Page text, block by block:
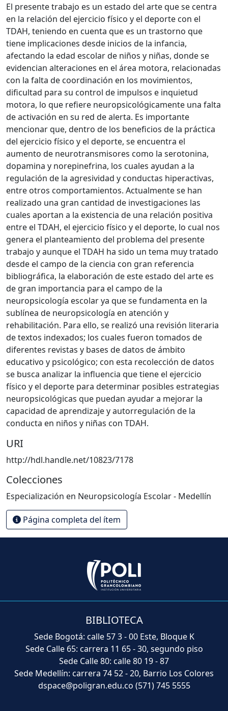
El presente trabajo es un estado del arte que se centra
en la relación del ejercicio físico y el deporte con el
TDAH, teniendo en cuenta que es un trastorno que
tiene implicaciones desde inicios de la infancia,
afectando la edad escolar de niños y niñas, donde se
evidencian alteraciones en el área motora, relacionadas
con la falta de coordinación en los movimientos,
dificultad para su control de impulsos e inquietud
motora, lo que refiere neuropsicológicamente una falta
de activación en su red de alerta. Es importante
mencionar que, dentro de los beneficios de la práctica
del ejercicio físico y el deporte, se encuentra el
aumento de neurotransmisores como la serotonina,
dopamina y norepinefrina, los cuales ayudan a la
regulación de la agresividad y conductas hiperactivas,
entre otros comportamientos. Actualmente se han
realizado una gran cantidad de investigaciones las
cuales aportan a la existencia de una relación positiva
entre el TDAH, el ejercicio físico y el deporte, lo cual nos
genera el planteamiento del problema del presente
trabajo y aunque el TDAH ha sido un tema muy tratado
desde el campo de la ciencia con gran referencia
bibliográfica, la elaboración de este estado del arte es
de gran importancia para el campo de la
neuropsicología escolar ya que se fundamenta en la
sublínea de neuropsicología en atención y
rehabilitación. Para ello, se realizó una revisión literaria
de textos indexados; los cuales fueron tomados de
diferentes revistas y bases de datos de ámbito
educativo y psicológico; con esta recolección de datos
se busca analizar la influencia que tiene el ejercicio
físico y el deporte para determinar posibles estrategias
neuropsicológicas que puedan ayudar a mejorar la
capacidad de aprendizaje y autorregulación de la
conducta en niños y niñas con TDAH.
URI
http://hdl.handle.net/10823/7178
Colecciones
Especialización en Neuropsicología Escolar - Medellín
Página completa del ítem
BIBLIOTECA
Sede Bogotá: calle 57 3 - 00 Este, Bloque K
Sede Calle 65: carrera 11 65 - 30, segundo piso
Sede Calle 80: calle 80 19 - 87
Sede Medellín: carrera 74 52 - 20, Barrio Los Colores
dspace@poligran.edu.co (571) 745 5555